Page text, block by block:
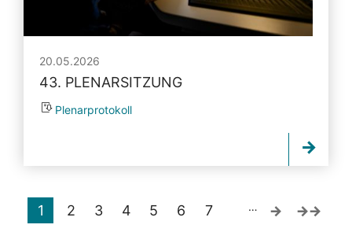
20.05.2026
43. PLENARSITZUNG
Plenarprotokoll
1 2 3 4 5 6 7 …